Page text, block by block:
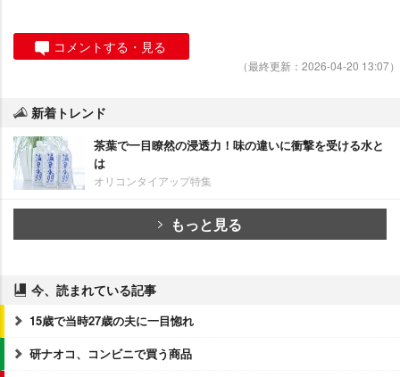
コメントする・見る
（最終更新：2026-04-20 13:07）
新着トレンド
茶葉で一目瞭然の浸透力！味の違いに衝撃を受ける水と
は
オリコンタイアップ特集
もっと見る
今、読まれている記事
15歳で当時27歳の夫に一目惚れ
研ナオコ、コンビニで買う商品